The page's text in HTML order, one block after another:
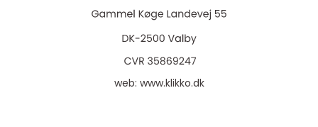
web: www.klikko.dk